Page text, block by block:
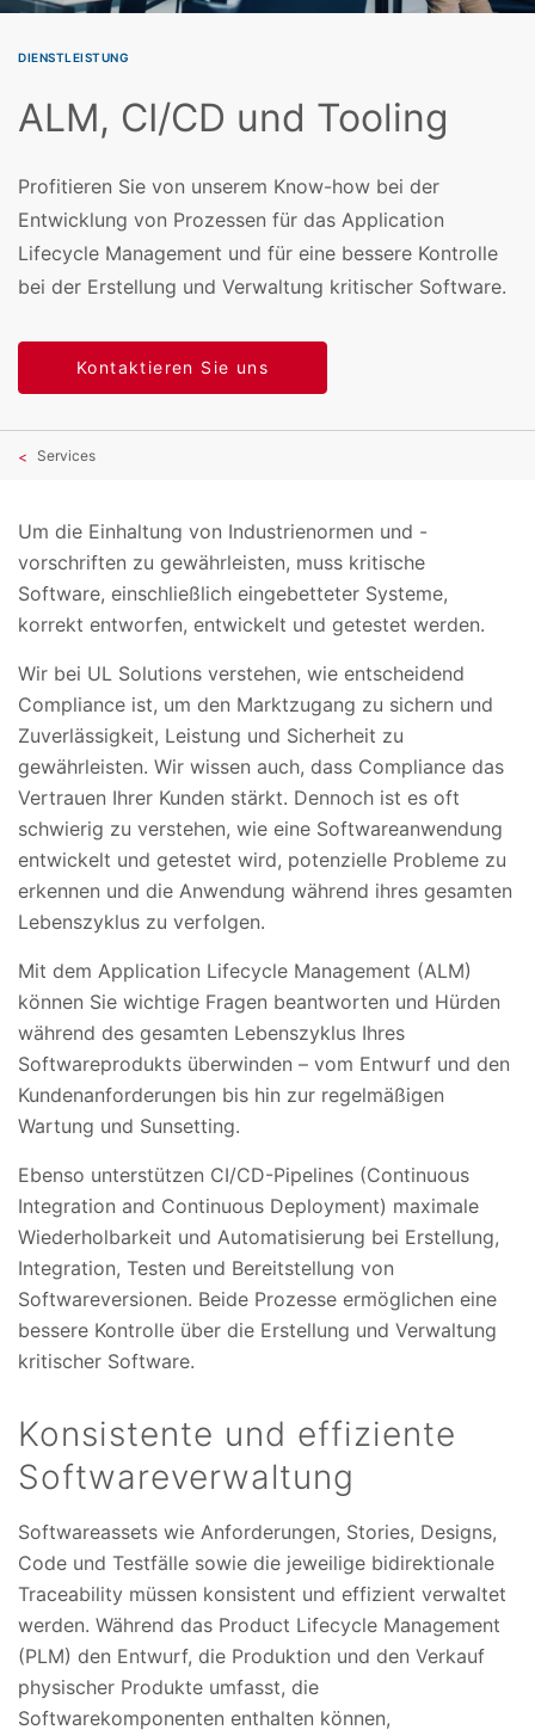
DIENSTLEISTUNG
ALM, CI/CD und Tooling
Profitieren Sie von unserem Know-how bei der
Entwicklung von Prozessen für das Application
Lifecycle Management und für eine bessere Kontrolle
bei der Erstellung und Verwaltung kritischer Software.
Kontaktieren Sie uns
Services
Um die Einhaltung von Industrienormen und -
vorschriften zu gewährleisten, muss kritische
Software, einschließlich eingebetteter Systeme,
korrekt entworfen, entwickelt und getestet werden.
Wir bei UL Solutions verstehen, wie entscheidend
Compliance ist, um den Marktzugang zu sichern und
Zuverlässigkeit, Leistung und Sicherheit zu
gewährleisten. Wir wissen auch, dass Compliance das
Vertrauen Ihrer Kunden stärkt. Dennoch ist es oft
schwierig zu verstehen, wie eine Softwareanwendung
entwickelt und getestet wird, potenzielle Probleme zu
erkennen und die Anwendung während ihres gesamten
Lebenszyklus zu verfolgen.
Mit dem Application Lifecycle Management (ALM)
können Sie wichtige Fragen beantworten und Hürden
während des gesamten Lebenszyklus Ihres
Softwareprodukts überwinden – vom Entwurf und den
Kundenanforderungen bis hin zur regelmäßigen
Wartung und Sunsetting.
Ebenso unterstützen CI/CD-Pipelines (Continuous
Integration and Continuous Deployment) maximale
Wiederholbarkeit und Automatisierung bei Erstellung,
Integration, Testen und Bereitstellung von
Softwareversionen. Beide Prozesse ermöglichen eine
bessere Kontrolle über die Erstellung und Verwaltung
kritischer Software.
Konsistente und effiziente
Softwareverwaltung
Softwareassets wie Anforderungen, Stories, Designs,
Code und Testfälle sowie die jeweilige bidirektionale
Traceability müssen konsistent und effizient verwaltet
werden. Während das Product Lifecycle Management
(PLM) den Entwurf, die Produktion und den Verkauf
physischer Produkte umfasst, die
Softwarekomponenten enthalten können,